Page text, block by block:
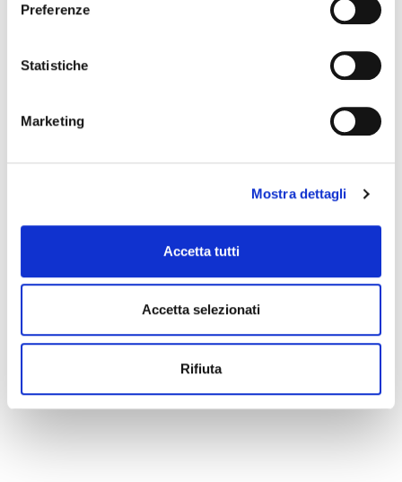
Preferenze
Statistiche
Marketing
Mostra dettagli
Accetta tutti
Accetta selezionati
Rifiuta
La redazione non è responsabile di eventuali inesattezze o
annullamento, variazione, modifica delle informazioni di un